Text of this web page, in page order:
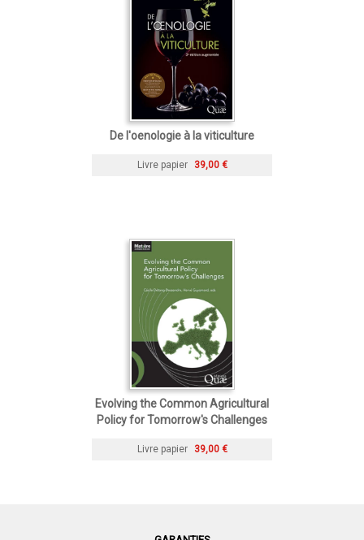
De l'oenologie à la viticulture
Livre papier 39,00 €
Evolving the Common Agricultural
Policy for Tomorrow's Challenges
Livre papier 39,00 €